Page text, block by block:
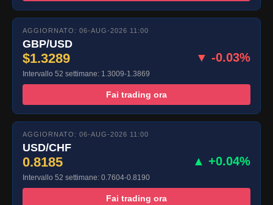
AGGIORNATO: 06-AUG-2026 11:00
GBP/USD
$1.3289 ▼ -0.03%
Intervallo 52 settimane: 1.3009-1.3869
Fai trading ora
AGGIORNATO: 06-AUG-2026 11:00
USD/CHF
0.8185 ▲ +0.04%
Intervallo 52 settimane: 0.7604-0.8190
Fai trading ora